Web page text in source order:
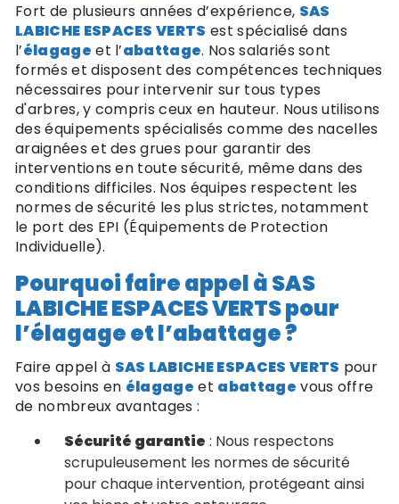
Fort de plusieurs années d’expérience, SAS
LABICHE ESPACES VERTS est spécialisé dans
l’élagage et l’abattage. Nos salariés sont
formés et disposent des compétences techniques
nécessaires pour intervenir sur tous types
d'arbres, y compris ceux en hauteur. Nous utilisons
des équipements spécialisés comme des nacelles
araignées et des grues pour garantir des
interventions en toute sécurité, même dans des
conditions difficiles. Nos équipes respectent les
normes de sécurité les plus strictes, notamment
le port des EPI (Équipements de Protection
Individuelle).
Pourquoi faire appel à SAS
LABICHE ESPACES VERTS pour
l’élagage et l’abattage ?
Faire appel à SAS LABICHE ESPACES VERTS pour
vos besoins en élagage et abattage vous offre
de nombreux avantages :
Sécurité garantie : Nous respectons
scrupuleusement les normes de sécurité
pour chaque intervention, protégeant ainsi